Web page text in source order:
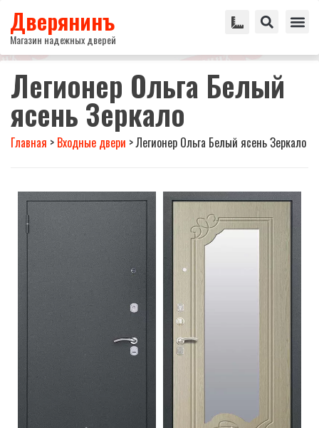
Дверянинъ
Магазин надежных дверей
Легионер Ольга Белый
ясень Зеркало
Главная > Входные двери >Легионер Ольга Белый ясень Зеркало